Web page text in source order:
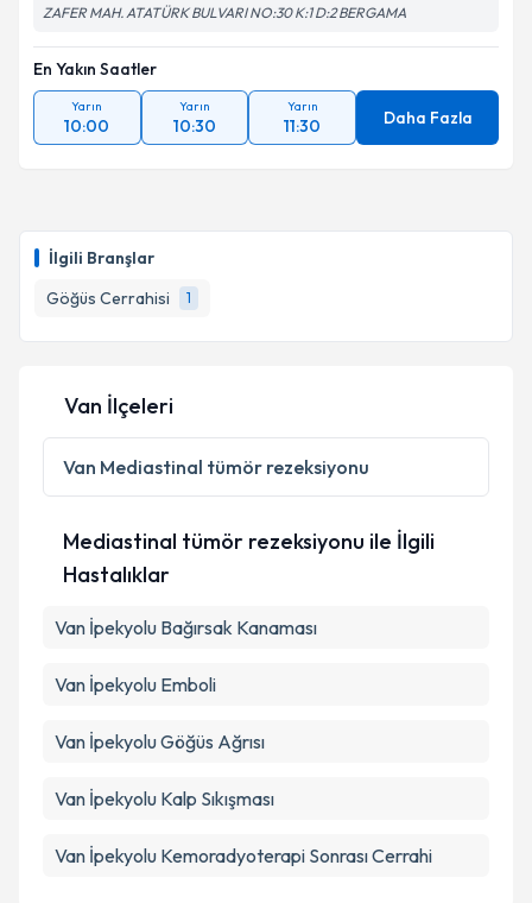
İlgili Branşlar
Göğüs Cerrahisi
1
ZAFER MAH. ATATÜRK BULVARI NO:30 K:1 D:2 BERGAMA
En Yakın Saatler
Yarın
10:00
Yarın
10:30
Yarın
11:30 Daha Fazla
Van İlçeleri
Van Mediastinal tümör rezeksiyonu
Mediastinal tümör rezeksiyonu ile İlgili
Hastalıklar
Van İpekyolu Bağırsak Kanaması
Van İpekyolu Emboli
Van İpekyolu Göğüs Ağrısı
Van İpekyolu Kalp Sıkışması
Van İpekyolu Kemoradyoterapi Sonrası Cerrahi